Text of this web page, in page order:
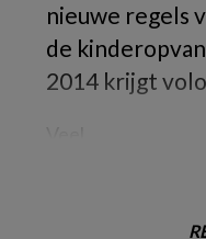
nieuwe regels
de
2014 krijgt